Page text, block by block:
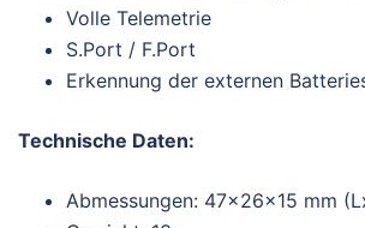
Volle Telemetrie
S.Port / F.Port
Erkennung der externen
Technische Daten:
Abmessungen: 47x26x15 mm